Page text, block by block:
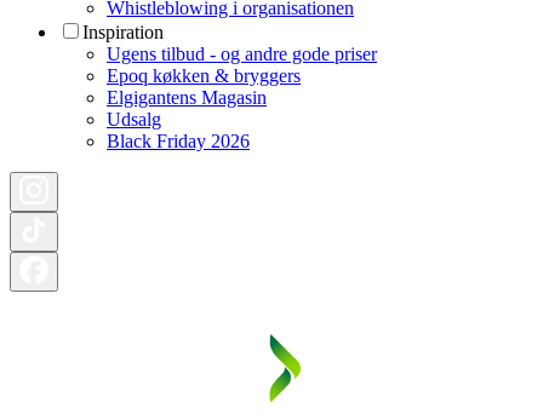
Whistleblowing i organisationen
Inspiration
Ugens tilbud - og andre gode priser
Epoq køkken & bryggers
Elgigantens Magasin
Udsalg
Black Friday 2026